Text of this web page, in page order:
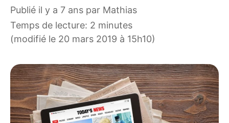
publié il y a 7 ans par Mathias
Temps de lecture: 2 minutes
(modifié le 20 mars 2019 à 15h10)